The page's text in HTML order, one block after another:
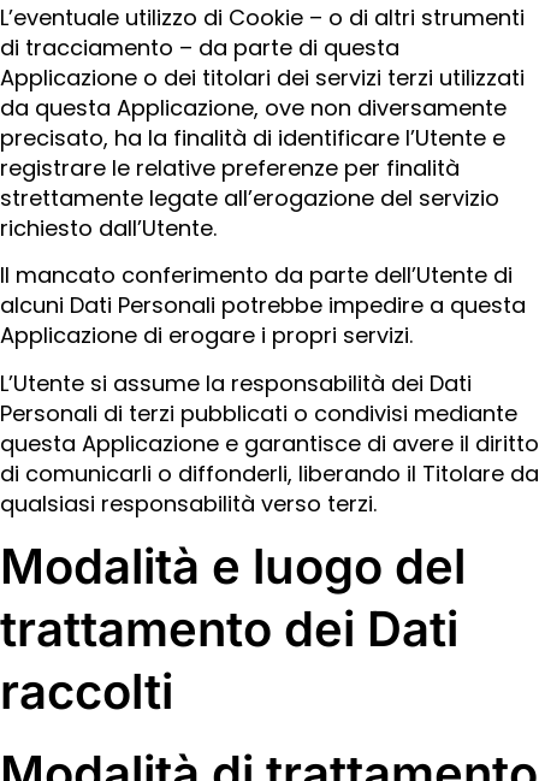
L’eventuale utilizzo di Cookie – o di altri strumenti
di tracciamento – da parte di questa
Applicazione o dei titolari dei servizi terzi utilizzati
da questa Applicazione, ove non diversamente
precisato, ha la finalità di identificare l’Utente e
registrare le relative preferenze per finalità
strettamente legate all’erogazione del servizio
richiesto dall’Utente.
Il mancato conferimento da parte dell’Utente di
alcuni Dati Personali potrebbe impedire a questa
Applicazione di erogare i propri servizi.
L’Utente si assume la responsabilità dei Dati
Personali di terzi pubblicati o condivisi mediante
questa Applicazione e garantisce di avere il diritto
di comunicarli o diffonderli, liberando il Titolare da
qualsiasi responsabilità verso terzi.
Modalità e luogo del
trattamento dei Dati
raccolti